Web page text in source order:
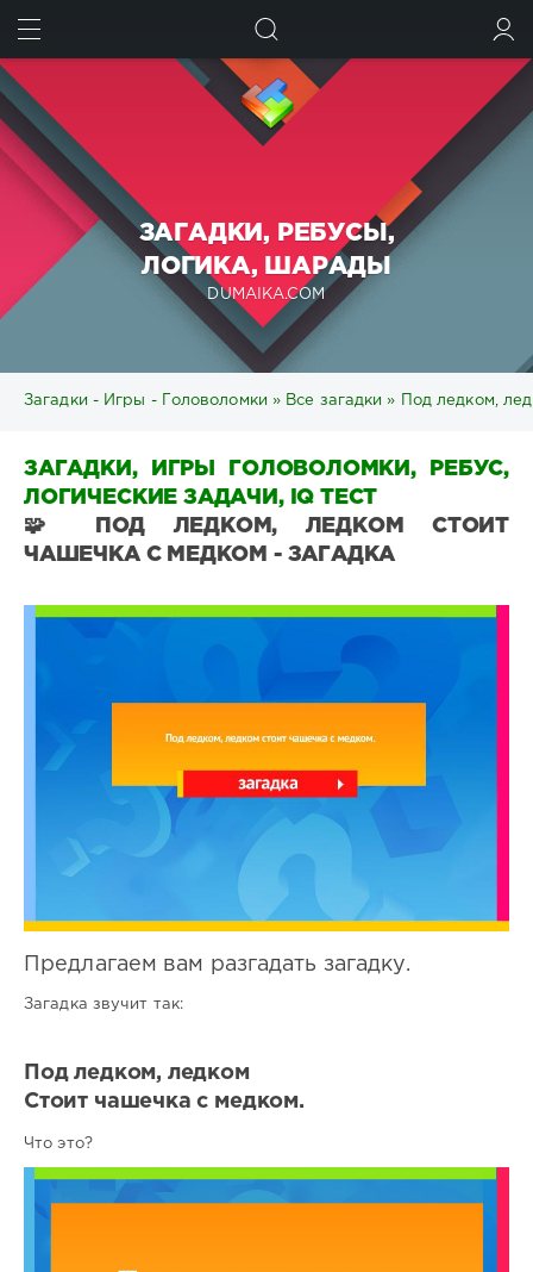
ЗАГАДКИ, РЕБУСЫ,
ЛОГИКА, ШАРАДЫ
DUMAIKA.COM
Загадки - Игры - Головоломки » Все загадки » Под ледком,
ЗАГАДКИ, ИГРЫ ГОЛОВОЛОМКИ, РЕБУС,
ЛОГИЧЕСКИЕ ЗАДАЧИ, IQ ТЕСТ
🧩 ПОД ЛЕДКОМ, ЛЕДКОМ СТОИТ
ЧАШЕЧКА С МЕДКОМ - ЗАГАДКА
Предлагаем вам разгадать загадку.
Загадка звучит так:
Под ледком, ледком
Стоит чашечка с медком.
Что это?